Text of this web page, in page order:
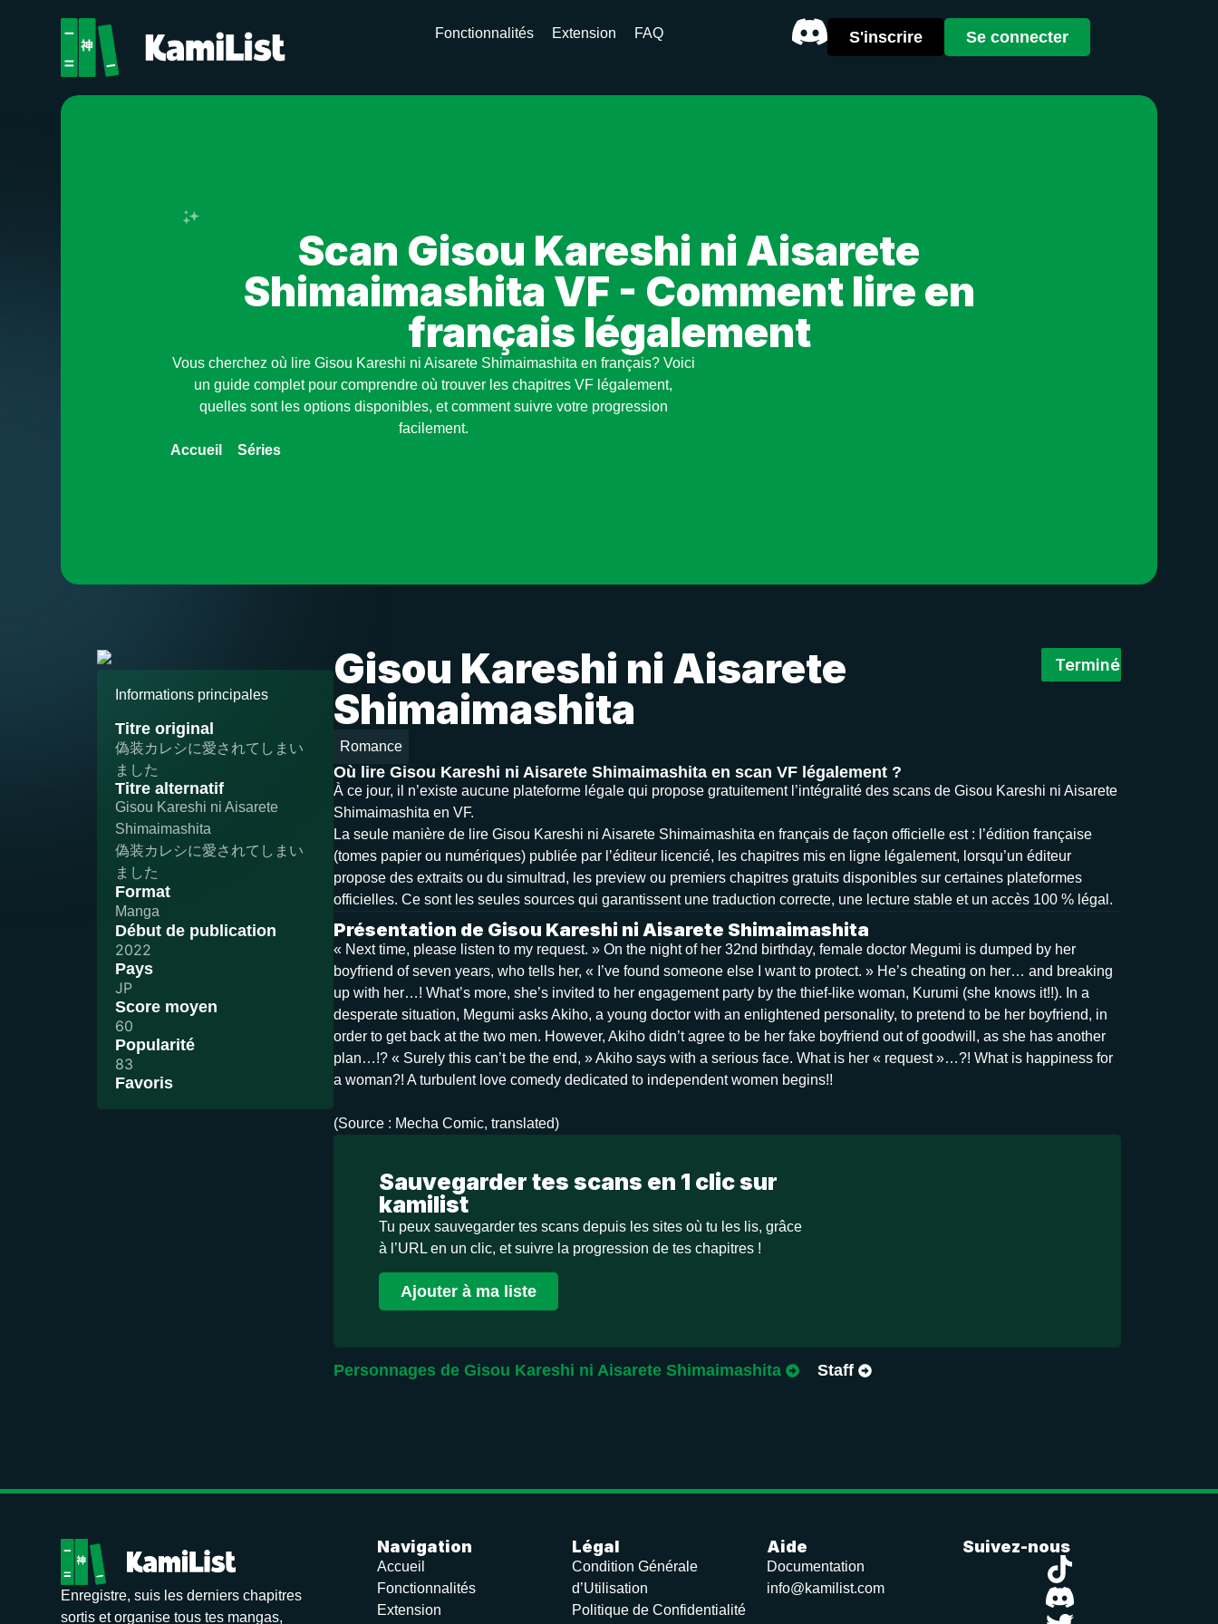
Fonctionnalités Extension FAQ S'inscrire Se connecter
Enregistre en un seul clic
Scan Gisou Kareshi ni Aisarete
Shimaimashita VF - Comment lire en
français légalement
Vous cherchez où lire Gisou Kareshi ni Aisarete Shimaimashita en français? Voici
un guide complet pour comprendre où trouver les chapitres VF légalement,
quelles sont les options disponibles, et comment suivre votre progression
facilement.
Accueil
»Séries
Gisou Kareshi ni Aisarete
Shimaimashita
Terminé
Romance
Où lire Gisou Kareshi ni Aisarete Shimaimashita en scan VF légalement ?
À ce jour, il n’existe aucune plateforme légale qui propose gratuitement l’intégralité des scans de Gisou Kareshi ni Aisarete
Shimaimashita en VF.
La seule manière de lire Gisou Kareshi ni Aisarete Shimaimashita en français de façon officielle est : l’édition française
(tomes papier ou numériques) publiée par l’éditeur licencié, les chapitres mis en ligne légalement, lorsqu’un éditeur
propose des extraits ou du simultrad, les preview ou premiers chapitres gratuits disponibles sur certaines plateformes
officielles. Ce sont les seules sources qui garantissent une traduction correcte, une lecture stable et un accès 100 % légal.
Présentation de Gisou Kareshi ni Aisarete Shimaimashita
« Next time, please listen to my request. » On the night of her 32nd birthday, female doctor Megumi is dumped by her
boyfriend of seven years, who tells her, « I’ve found someone else I want to protect. » He’s cheating on her… and breaking
up with her…! What’s more, she’s invited to her engagement party by the thief-like woman, Kurumi (she knows it!!). In a
desperate situation, Megumi asks Akiho, a young doctor with an enlightened personality, to pretend to be her boyfriend, in
order to get back at the two men. However, Akiho didn’t agree to be her fake boyfriend out of goodwill, as she has another
plan…!? « Surely this can’t be the end, » Akiho says with a serious face. What is her « request »…?! What is happiness for
a woman?! A turbulent love comedy dedicated to independent women begins!!
(Source : Mecha Comic, translated)
Sauvegarder tes scans en 1 clic sur
kamilist
Tu peux sauvegarder tes scans depuis les sites où tu les lis, grâce
à l’URL en un clic, et suivre la progression de tes chapitres !
Ajouter à ma liste
Personnages de Gisou Kareshi ni Aisarete Shimaimashita Staff
Informations principales
Titre original
偽装カレシに愛されてしまい
ました
Titre alternatif
Gisou Kareshi ni Aisarete
Shimaimashita
偽装カレシに愛されてしまい
ました
Format
Manga
Début de publication
2022
Pays
JP
Score moyen
60
Popularité
83
Favoris
Enregistre, suis les derniers chapitres
sortis et organise tous tes mangas,
Navigation
Accueil
Fonctionnalités
Extension
Légal
Condition Générale
d’Utilisation
Politique de Confidentialité
Aide
Documentation
info@kamilist.com
Suivez-nous